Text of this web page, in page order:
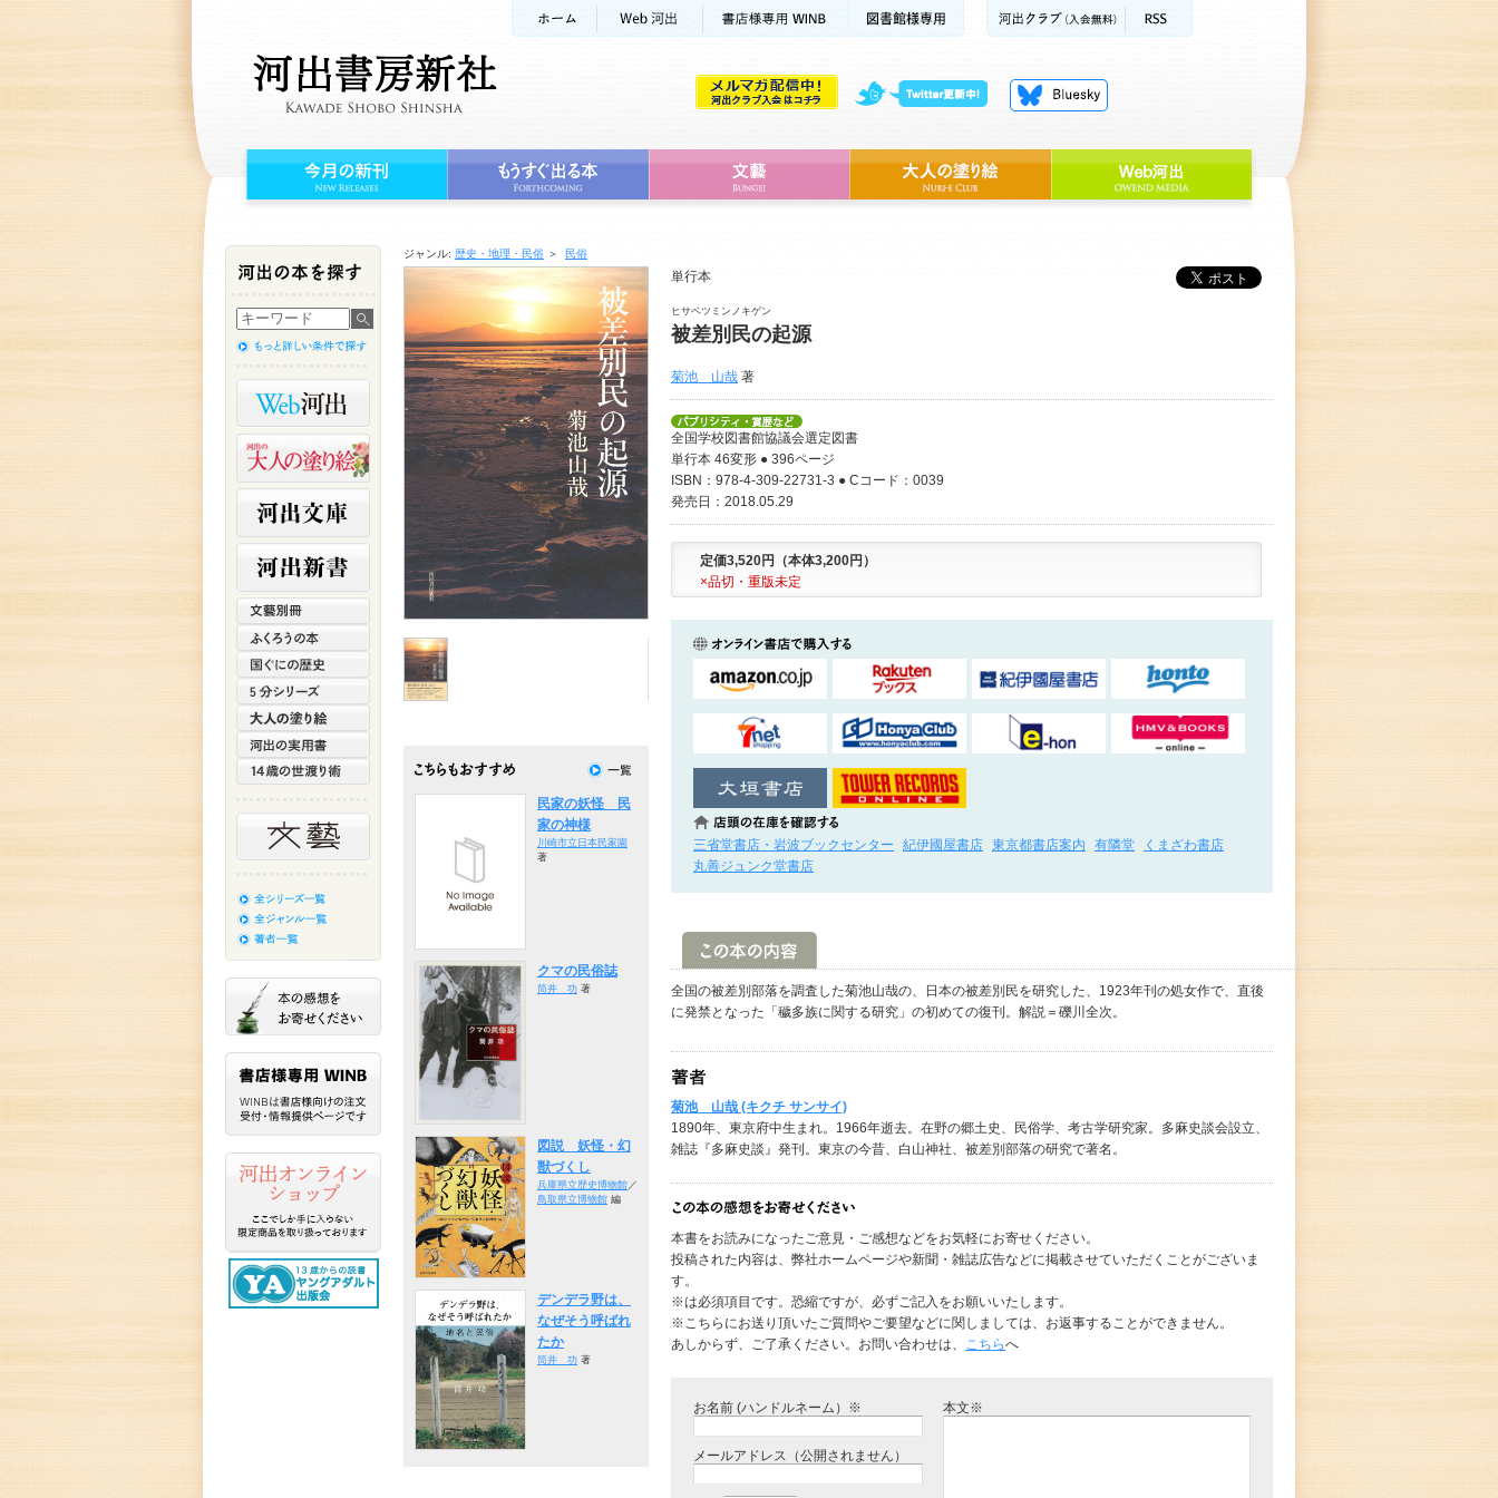
ジャンル: 歴史・地理・民俗 ＞ 民俗
単行本
ヒサベツミンノキゲン
被差別民の起源
菊池 山哉 著
全国学校図書館協議会選定図書
単行本 46変形 ● 396ページ
ISBN：978-4-309-22731-3 ● Cコード：0039
発売日：2018.05.29
定価3,520円（本体3,200円）
×品切・重版未定
三省堂書店・岩波ブックセンター 紀伊國屋書店 東京都書店案内 有隣堂
くまざわ書店
丸善ジュンク堂書店
全国の被差別部落を調査した菊池山哉の、日本の被差別民を研究した、1923年刊の処女作で、直後
に発禁となった「穢多族に関する研究」の初めての復刊。解説＝礫川全次。
菊池 山哉 (キクチ サンサイ)
1890年、東京府中生まれ。1966年逝去。在野の郷土史、民俗学、考古学研究家。多麻史談会設立、
雑誌『多麻史談』発刊。東京の今昔、白山神社、被差別部落の研究で著名。
本書をお読みになったご意見・ご感想などをお気軽にお寄せください。
投稿された内容は、弊社ホームページや新聞・雑誌広告などに掲載させていただくことがございま
す。
※は必須項目です。恐縮ですが、必ずご記入をお願いいたします。
※こちらにお送り頂いたご質問やご要望などに関しましては、お返事することができません。
あしからず、ご了承ください。お問い合わせは、 こちらへ
お名前 (ハンドルネーム）※
メールアドレス（公開されません）
本文※
民家の妖怪 民
家の神様
川崎市立日本民家園
著
クマの民俗誌
筒井 功 著
図説 妖怪・幻
獣づくし
兵庫県立歴史博物館／
鳥取県立博物館 編
デンデラ野は、
なぜそう呼ばれ
たか
筒井 功 著